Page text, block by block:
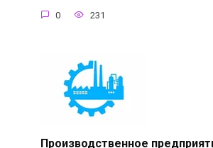
0 231
Производственное